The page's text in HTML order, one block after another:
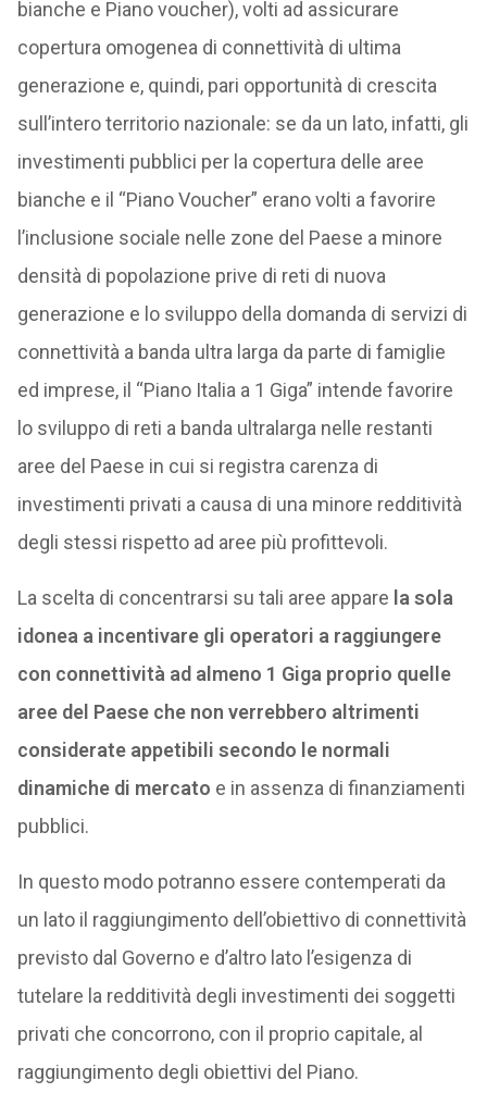
bianche e Piano voucher), volti ad assicurare
copertura omogenea di connettività di ultima
generazione e, quindi, pari opportunità di crescita
sull’intero territorio nazionale: se da un lato, infatti, gli
investimenti pubblici per la copertura delle aree
bianche e il “Piano Voucher” erano volti a favorire
l’inclusione sociale nelle zone del Paese a minore
densità di popolazione prive di reti di nuova
generazione e lo sviluppo della domanda di servizi di
connettività a banda ultra larga da parte di famiglie
ed imprese, il “Piano Italia a 1 Giga” intende favorire
lo sviluppo di reti a banda ultralarga nelle restanti
aree del Paese in cui si registra carenza di
investimenti privati a causa di una minore redditività
degli stessi rispetto ad aree più profittevoli.
La scelta di concentrarsi su tali aree appare la sola
idonea a incentivare gli operatori a raggiungere
con connettività ad almeno 1 Giga proprio quelle
aree del Paese che non verrebbero altrimenti
considerate appetibili secondo le normali
dinamiche di mercato e in assenza di finanziamenti
pubblici.
In questo modo potranno essere contemperati da
un lato il raggiungimento dell’obiettivo di connettività
previsto dal Governo e d’altro lato l’esigenza di
tutelare la redditività degli investimenti dei soggetti
privati che concorrono, con il proprio capitale, al
raggiungimento degli obiettivi del Piano.